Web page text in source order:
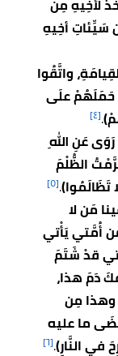
لأخِيهِ مِن
سَيِّئاتِ أخِيهِ
واتَّقُوا
حَمَلَهُمْ علَى
.[٤]
عَنِ اللهِ
الظُّلْمَ
.[٥]
مَن لا
أُمَّتي يَأْتي
قدْ شَتَمَ
دَمَ هذا،
مِن
ما عليه
في النَّارِ).[٦]